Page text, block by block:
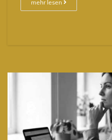
mehr lesen